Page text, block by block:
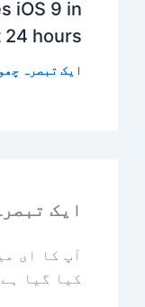
iOS 9 in
24 hours
ایک تبصرہ
ایک
آپ کا ای
کیا گیا ہے